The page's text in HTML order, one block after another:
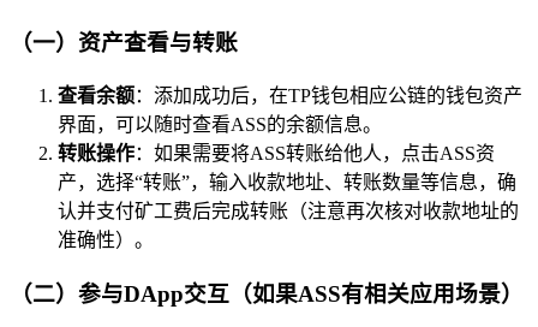
（一）资产查看与转账
查看余额：添加成功后，在TP钱包相应公链的钱包资产
界面，可以随时查看ASS的余额信息。
转账操作：如果需要将ASS转账给他人，点击ASS资
产，选择“转账”，输入收款地址、转账数量等信息，确
认并支付矿工费后完成转账（注意再次核对收款地址的
准确性）。
（二）参与DApp交互（如果ASS有相关应用场景）